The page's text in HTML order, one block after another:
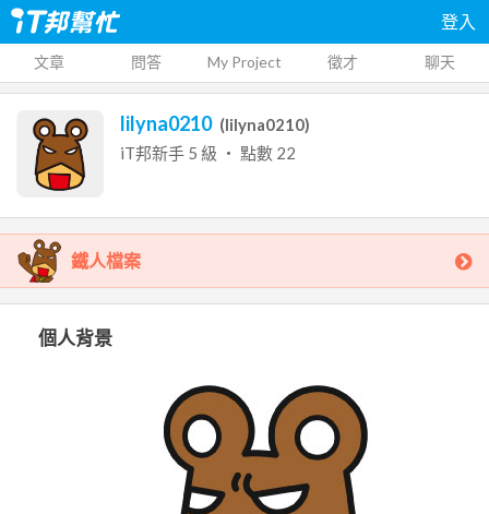
登入
文章 問答 My Project 徵才 聊天
lilyna0210 (lilyna0210)
iT邦新手 5 級 ‧ 點數 22
鐵人檔案
個人背景